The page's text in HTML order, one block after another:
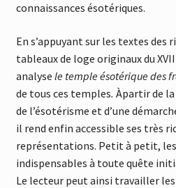
connaissances ésotériques.
En s’appuyant sur les textes des
tableaux de loge originaux du
analyse le temple ésotérique des
de tous ces temples. Àpartir de
de l’ésotérisme et d’une
il rend enfin accessible ses très
représentations. Petit à petit,
indispensables à toute quête
Le lecteur peut ainsi travailler